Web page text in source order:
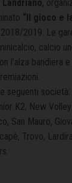
,
“Il gioco e
2019. Le
calcio
l’alza bandiera
seguenti società:
K2, New
San Mauro,
Trovo,